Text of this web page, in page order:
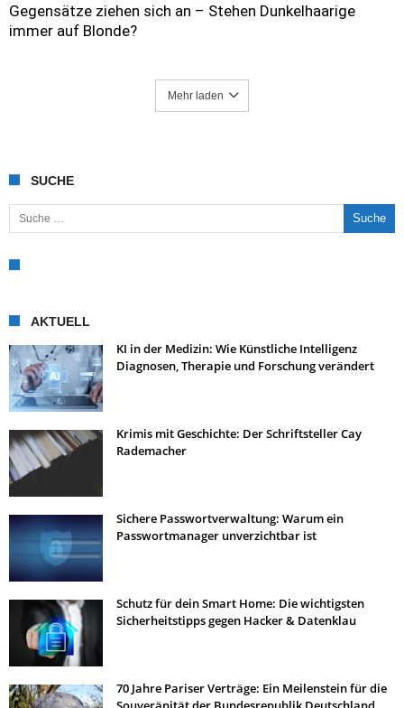
Gegensätze ziehen sich an – Stehen Dunkelhaarige
immer auf Blonde?
Mehr laden
SUCHE
Suche nach:
AKTUELL
KI in der Medizin: Wie Künstliche Intelligenz
Diagnosen, Therapie und Forschung verändert
Krimis mit Geschichte: Der Schriftsteller Cay
Rademacher
Sichere Passwortverwaltung: Warum ein
Passwortmanager unverzichtbar ist
Schutz für dein Smart Home: Die wichtigsten
Sicherheitstipps gegen Hacker & Datenklau
70 Jahre Pariser Verträge: Ein Meilenstein für die